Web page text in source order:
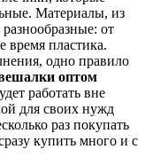
Материалы, из
от
время пластика.
одно правило
оптом
работать вне
для своих нужд
раз покупать
купить много и с